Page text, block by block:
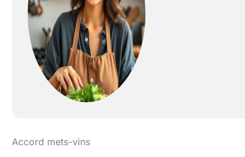
Accord mets-vins